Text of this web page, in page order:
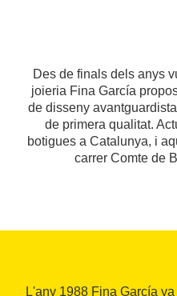
Des de finals dels anys
joieria Fina García
de disseny
de primera qualitat.
botigues a Catalunya, i
carrer Comte de
L'any 1988 Fina García